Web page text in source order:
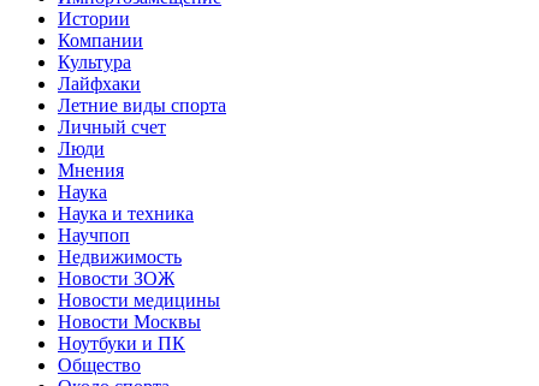
Истории
Компании
Культура
Лайфхаки
Летние виды спорта
Личный счет
Люди
Мнения
Наука
Наука и техника
Научпоп
Недвижимость
Новости ЗОЖ
Новости медицины
Новости Москвы
Ноутбуки и ПК
Общество